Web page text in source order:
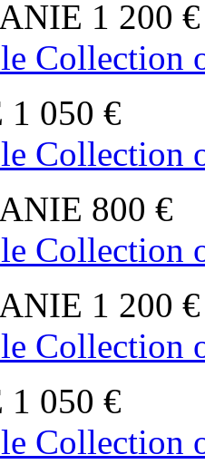
1 200 €
Collection
1 050 €
Collection
800 €
Collection
1 200 €
Collection
1 050 €
Collection